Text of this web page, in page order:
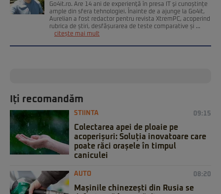
Go4it.ro. Are 14 ani de experienţă în presa IT şi cunoștințe
ample din sfera tehnologiei. Înainte de a ajunge la Go4it,
Aurelian a fost redactor pentru revista XtremPC, acoperind
rubrica de știri, desfășurarea de teste comparative și ...
citește mai mult
Iți recomandăm
STIINTA 09:15
Colectarea apei de ploaie pe
acoperișuri: Soluția inovatoare care
poate răci orașele în timpul
caniculei
AUTO 08:20
Mașinile chinezești din Rusia se